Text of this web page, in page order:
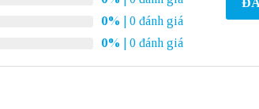
0%
| 0 đánh giá
0% | 0 đánh giá